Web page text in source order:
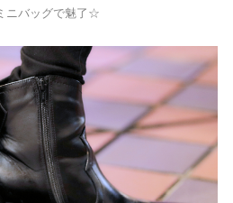
ニバッグで魅了☆